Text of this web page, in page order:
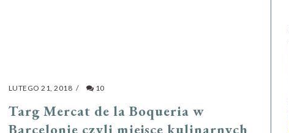
LUTEGO 21, 2018 / 10
Targ Mercat de la Boqueria w
Barcelonie czyli miejsce kulinarnych